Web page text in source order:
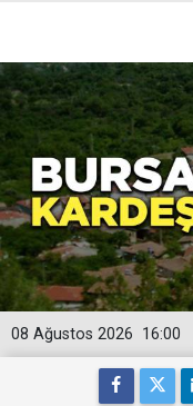
16:00
08 Ağustos 2026